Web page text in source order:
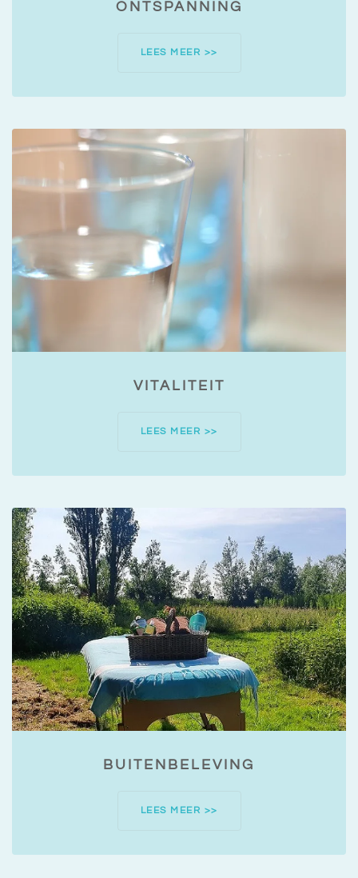
ONTSPANNING
LEES MEER >>
VITALITEIT
LEES MEER >>
BUITENBELEVING
LEES MEER >>